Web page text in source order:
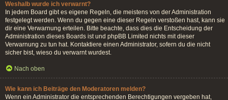
Weshalb wurde ich verwarnt?
In jedem Board gibt es eigene Regeln, die meistens von der Administration
festgelegt werden. Wenn du gegen eine dieser Regeln verstoßen hast, kann sie
dir eine Verwarnung erteilen. Bitte beachte, dass dies die Entscheidung der
Administration dieses Boards ist und phpBB Limited nichts mit dieser
Verwarnung zu tun hat. Kontaktiere einen Administrator, sofern du die nicht
sicher bist, wieso du verwarnt wurdest.
Nach oben
Wie kann ich Beiträge den Moderatoren melden?
Wenn ein Administrator die entsprechenden Berechtigungen vergeben hat,